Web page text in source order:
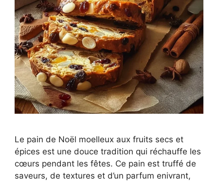
Le pain de Noël moelleux aux fruits secs et
épices est une douce tradition qui réchauffe les
cœurs pendant les fêtes. Ce pain est truffé de
saveurs, de textures et d’un parfum enivrant,